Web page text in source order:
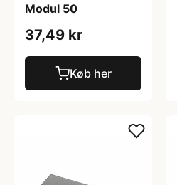
Modul 50
37,49 kr
Køb her